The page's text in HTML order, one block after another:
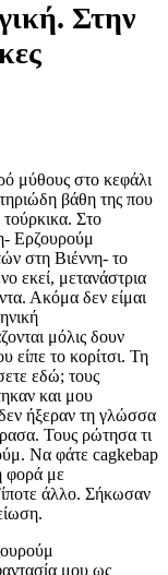
Στην
μύθους στο κεφάλι
βάθη της που
Στο
Ερζουρούμ
στη Βιέννη- το
εκεί, μετανάστρια
Ακόμα δεν είμαι
μόλις δουν
είπε το κορίτσι. Τη
εδώ; τους
και μου
ήξεραν τη γλώσσα
Τους ρώτησα τι
Να φάτε cagkebap
φορά με
άλλο. Σήκωσαν
μου ως